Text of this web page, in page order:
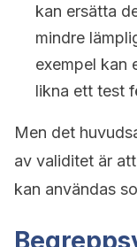
kan ersätta
mindre
exempel kan
likna ett test
Men det
av validitet är
kan användas